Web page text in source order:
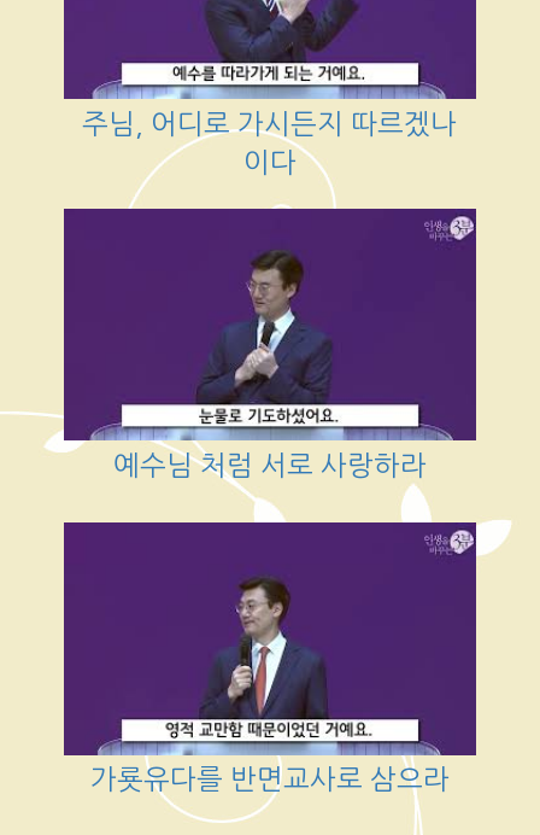
주님, 어디로 가시든지 따르겠나
이다
예수님 처럼 서로 사랑하라
가룟유다를 반면교사로 삼으라